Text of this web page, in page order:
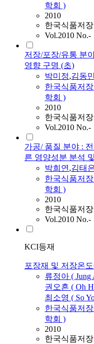
학회 )
2010
한국식품저
Vol.2010 No.-
저장/포장/유통 분
영향 구명 (초)
박미정,김동
한국식품저
학회 )
2010
한국식품저
Vol.2010 No.-
가공/ 품질 분야 :
른 영양성분 분석
박희연,김태
한국식품저
학회 )
2010
한국식품저
Vol.2010 No.-
KCI등재
포장재 및 저장온
류정아 ( Jung
권오흔 ( Oh
최소영 ( So
한국식품저
학회 )
2010
한국식품저